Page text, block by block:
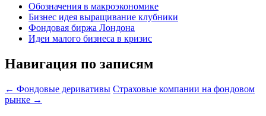
Обозначения в макроэкономике
Бизнес идея выращивание клубники
Фондовая биржа Лондона
Идеи малого бизнеса в кризис
Навигация по записям
← Фондовые деривативы Страховые компании на фондовом
рынке →